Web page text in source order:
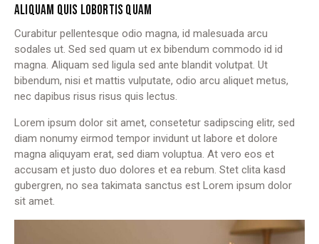
ALIQUAM QUIS LOBORTIS QUAM
Curabitur pellentesque odio magna, id malesuada arcu
sodales ut. Sed sed quam ut ex bibendum commodo id id
magna. Aliquam sed ligula sed ante blandit volutpat. Ut
bibendum, nisi et mattis vulputate, odio arcu aliquet metus,
nec dapibus risus risus quis lectus.
Lorem ipsum dolor sit amet, consetetur sadipscing elitr, sed
diam nonumy eirmod tempor invidunt ut labore et dolore
magna aliquyam erat, sed diam voluptua. At vero eos et
accusam et justo duo dolores et ea rebum. Stet clita kasd
gubergren, no sea takimata sanctus est Lorem ipsum dolor
sit amet.